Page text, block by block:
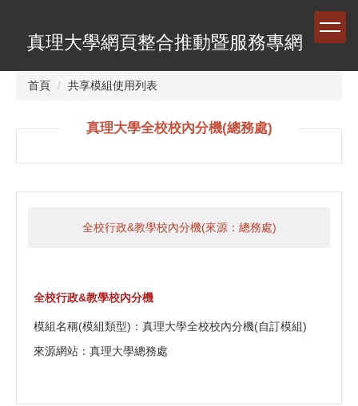
真理大學網頁整合推動暨服務專網
首頁 共享模組使用列表
真理大學全校校內分機(總務處)
全校行政&教學校內分機(來源：總務處)
全校行政&教學校內分機
模組名稱(模組類型)：真理大學全校校內分機(自訂模組)
來源網站：真理大學總務處